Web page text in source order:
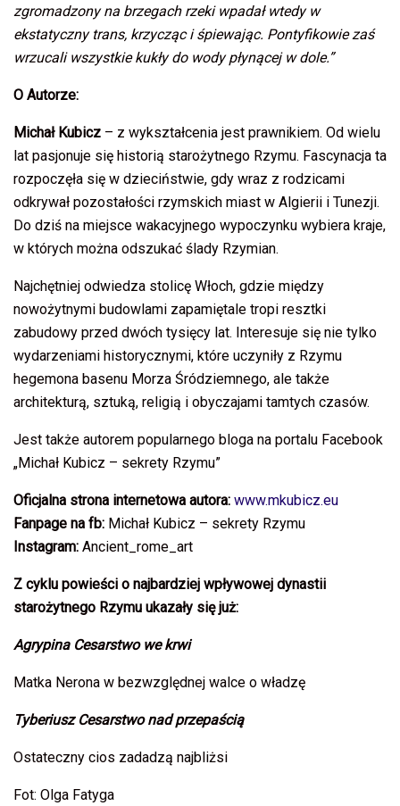
zgromadzony na brzegach rzeki wpadał wtedy w
ekstatyczny trans, krzycząc i śpiewając. Pontyfikowie zaś
wrzucali wszystkie kukły do wody płynącej w dole.”
O Autorze:
Michał Kubicz – z wykształcenia jest prawnikiem. Od wielu
lat pasjonuje się historią starożytnego Rzymu. Fascynacja ta
rozpoczęła się w dzieciństwie, gdy wraz z rodzicami
odkrywał pozostałości rzymskich miast w Algierii i Tunezji.
Do dziś na miejsce wakacyjnego wypoczynku wybiera kraje,
w których można odszukać ślady Rzymian.
Najchętniej odwiedza stolicę Włoch, gdzie między
nowożytnymi budowlami zapamiętale tropi resztki
zabudowy przed dwóch tysięcy lat. Interesuje się nie tylko
wydarzeniami historycznymi, które uczyniły z Rzymu
hegemona basenu Morza Śródziemnego, ale także
architekturą, sztuką, religią i obyczajami tamtych czasów.
Jest także autorem popularnego bloga na portalu Facebook
„Michał Kubicz – sekrety Rzymu”
Oficjalna strona internetowa autora: www.mkubicz.eu
Fanpage na fb: Michał Kubicz – sekrety Rzymu
Instagram: Ancient_rome_art
Z cyklu powieści o najbardziej wpływowej dynastii
starożytnego Rzymu ukazały się już:
Agrypina Cesarstwo we krwi
Matka Nerona w bezwzględnej walce o władzę
Tyberiusz Cesarstwo nad przepaścią
Ostateczny cios zadadzą najbliżsi
Fot: Olga Fatyga